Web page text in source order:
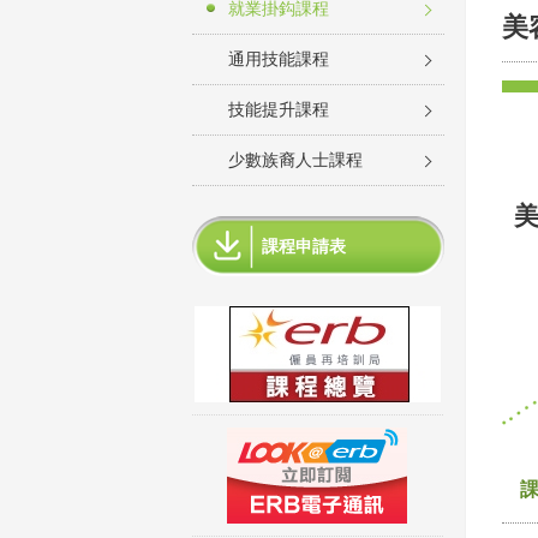
就業掛鈎課程
通用技能課程
技能提升課程
少數族裔人士課程
課程申請表
美